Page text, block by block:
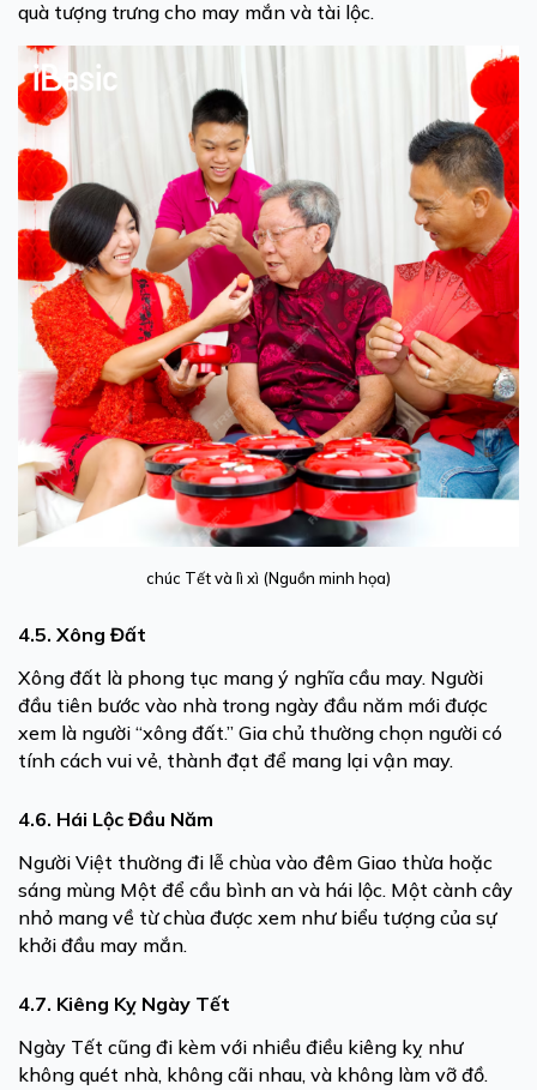
quà tượng trưng cho may mắn và tài lộc.
chúc Tết và lì xì (Nguồn minh họa)
4.5. Xông Đất
Xông đất là phong tục mang ý nghĩa cầu may. Người
đầu tiên bước vào nhà trong ngày đầu năm mới được
xem là người “xông đất.” Gia chủ thường chọn người có
tính cách vui vẻ, thành đạt để mang lại vận may.
4.6. Hái Lộc Đầu Năm
Người Việt thường đi lễ chùa vào đêm Giao thừa hoặc
sáng mùng Một để cầu bình an và hái lộc. Một cành cây
nhỏ mang về từ chùa được xem như biểu tượng của sự
khởi đầu may mắn.
4.7. Kiêng Kỵ Ngày Tết
Ngày Tết cũng đi kèm với nhiều điều kiêng kỵ như
không quét nhà, không cãi nhau, và không làm vỡ đồ.